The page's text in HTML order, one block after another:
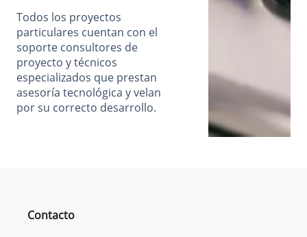
Todos los proyectos
particulares cuentan con el
soporte consultores de
proyecto y técnicos
especializados que prestan
asesoría tecnológica y velan
por su correcto desarrollo.
Contacto